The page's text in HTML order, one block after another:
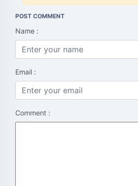
POST COMMENT
Name :
Email :
Comment :